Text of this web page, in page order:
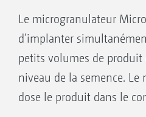
Le microgranulateur
d’implanter
petits volumes de produit
niveau de la semence.
dose le produit dans le